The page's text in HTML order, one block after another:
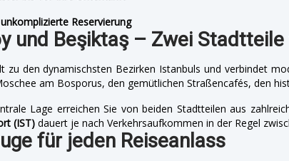
Reservierung
und Beşiktaş – Zwei
zu den dynamischsten Bezirken Istanbuls und verbindet
am Bosporus, den gemütlichen Straßencafés, den
Lage erreichen Sie von beiden Stadtteilen aus
(IST) dauert je nach Verkehrsaufkommen in der Regel
für jeden Reiseanlass